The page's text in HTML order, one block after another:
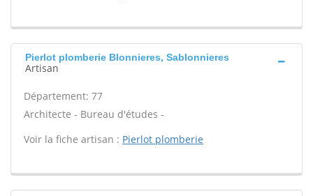
Pierlot plomberie Blonnieres, Sablonnieres
Artisan
Département: 77
Architecte - Bureau d'études -
Voir la fiche artisan : Pierlot plomberie